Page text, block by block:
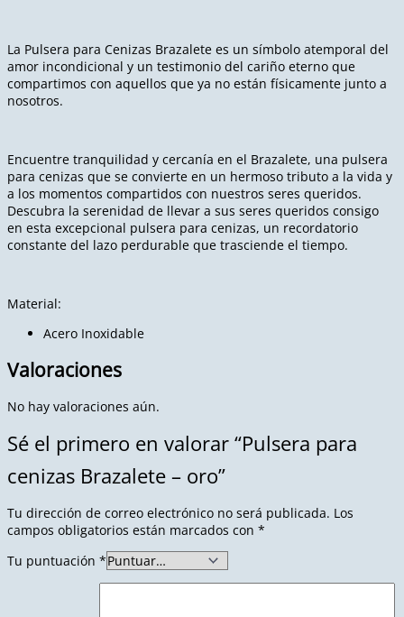
La Pulsera para Cenizas Brazalete es un símbolo atemporal del
amor incondicional y un testimonio del cariño eterno que
compartimos con aquellos que ya no están físicamente junto a
nosotros.
Encuentre tranquilidad y cercanía en el Brazalete, una pulsera
para cenizas que se convierte en un hermoso tributo a la vida y
a los momentos compartidos con nuestros seres queridos.
Descubra la serenidad de llevar a sus seres queridos consigo
en esta excepcional pulsera para cenizas, un recordatorio
constante del lazo perdurable que trasciende el tiempo.
Material:
Acero Inoxidable
Valoraciones
No hay valoraciones aún.
Sé el primero en valorar “Pulsera para
cenizas Brazalete – oro”
Tu dirección de correo electrónico no será publicada. Los
campos obligatorios están marcados con *
Tu puntuación *